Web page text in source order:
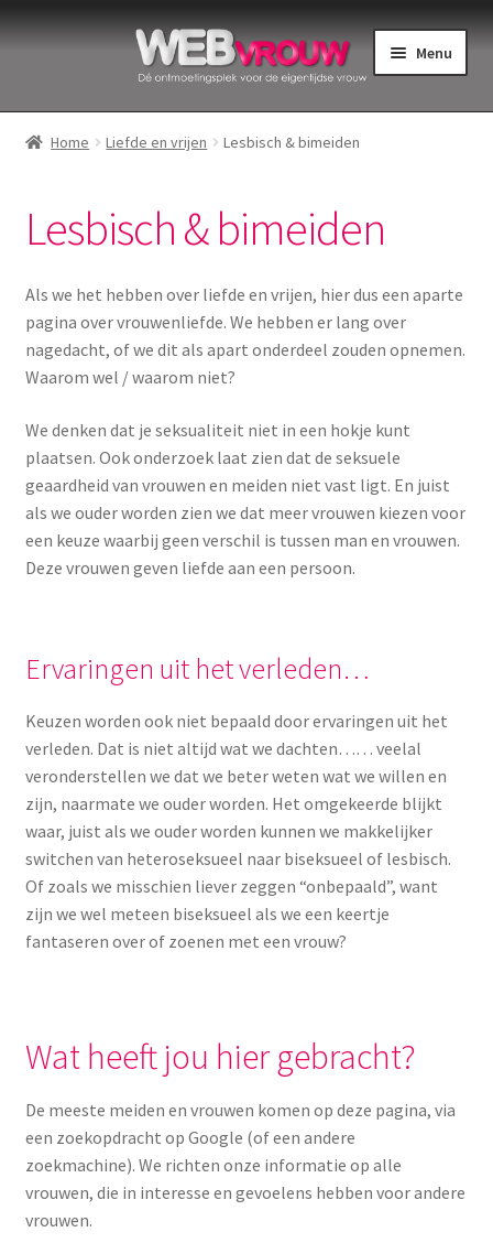
Ga
Ga
Menu
Home
Intiemverzorging
Menstruatiedisks
Menstruatiecups
Menstruatiepijn
Menstruatiesponsjes
Seksualiteit
Verzorgingsproducten
Wasbaar maandverband
Wasbare zoogcompressen
Oefenbroekjes – zindelijkheidstraining
Diverse
Contact
Home Liefde en vrijen Lesbisch & bimeiden
Lesbisch & bimeiden
Als we het hebben over liefde en vrijen, hier dus een aparte
pagina over vrouwenliefde. We hebben er lang over
nagedacht, of we dit als apart onderdeel zouden opnemen.
Waarom wel / waarom niet?
We denken dat je seksualiteit niet in een hokje kunt
plaatsen. Ook onderzoek laat zien dat de seksuele
geaardheid van vrouwen en meiden niet vast ligt. En juist
als we ouder worden zien we dat meer vrouwen kiezen voor
een keuze waarbij geen verschil is tussen man en vrouwen.
Deze vrouwen geven liefde aan een persoon.
Ervaringen uit het verleden…
Keuzen worden ook niet bepaald door ervaringen uit het
verleden. Dat is niet altijd wat we dachten…… veelal
veronderstellen we dat we beter weten wat we willen en
zijn, naarmate we ouder worden. Het omgekeerde blijkt
waar, juist als we ouder worden kunnen we makkelijker
switchen van heteroseksueel naar biseksueel of lesbisch.
Of zoals we misschien liever zeggen “onbepaald”, want
zijn we wel meteen biseksueel als we een keertje
fantaseren over of zoenen met een vrouw?
Wat heeft jou hier gebracht?
De meeste meiden en vrouwen komen op deze pagina, via
een zoekopdracht op Google (of een andere
zoekmachine). We richten onze informatie op alle
vrouwen, die in interesse en gevoelens hebben voor andere
vrouwen.